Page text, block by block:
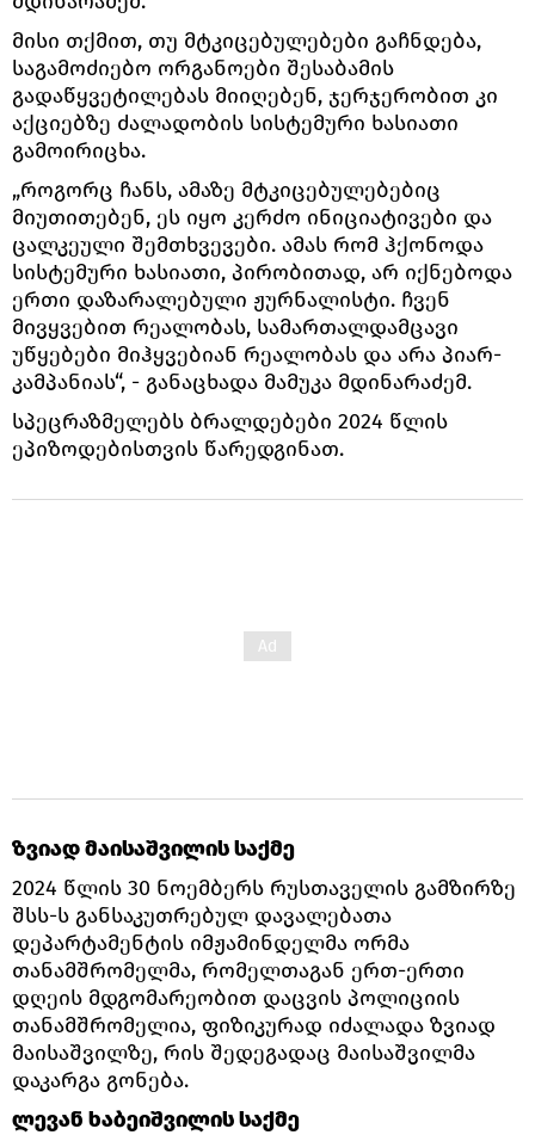
მისი თქმით, თუ მტკიცებულებები გაჩნდება,
საგამოძიებო ორგანოები შესაბამის
გადაწყვეტილებას მიიღებენ, ჯერჯერობით კი
აქციებზე ძალადობის სისტემური ხასიათი
გამოირიცხა.
„როგორც ჩანს, ამაზე მტკიცებულებებიც
მიუთითებენ, ეს იყო კერძო ინიციატივები და
ცალკეული შემთხვევები. ამას რომ ჰქონოდა
სისტემური ხასიათი, პირობითად, არ იქნებოდა
ერთი დაზარალებული ჟურნალისტი. ჩვენ
მივყვებით რეალობას, სამართალდამცავი
უწყებები მიჰყვებიან რეალობას და არა პიარ-
კამპანიას“, - განაცხადა მამუკა მდინარაძემ.
სპეცრაზმელებს ბრალდებები 2024 წლის
ეპიზოდებისთვის წარედგინათ.
ზვიად მაისაშვილის საქმე
2024 წლის 30 ნოემბერს რუსთაველის გამზირზე
შსს-ს განსაკუთრებულ დავალებათა
დეპარტამენტის იმჟამინდელმა ორმა
თანამშრომელმა, რომელთაგან ერთ-ერთი
დღეის მდგომარეობით დაცვის პოლიციის
თანამშრომელია, ფიზიკურად იძალადა ზვიად
მაისაშვილზე, რის შედეგადაც მაისაშვილმა
დაკარგა გონება.
ლევან ხაბეიშვილის საქმე